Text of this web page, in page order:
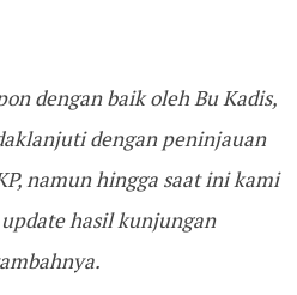
dengan baik oleh Bu Kadis,
dengan peninjauan
namun hingga saat ini kami
hasil kunjungan